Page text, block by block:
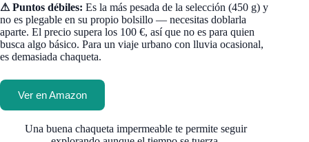
⚠ Puntos débiles: Es la más pesada de la selección (450 g) y
no es plegable en su propio bolsillo — necesitas doblarla
aparte. El precio supera los 100 €, así que no es para quien
busca algo básico. Para un viaje urbano con lluvia ocasional,
es demasiada chaqueta.
Ver en Amazon
Una buena chaqueta impermeable te permite seguir